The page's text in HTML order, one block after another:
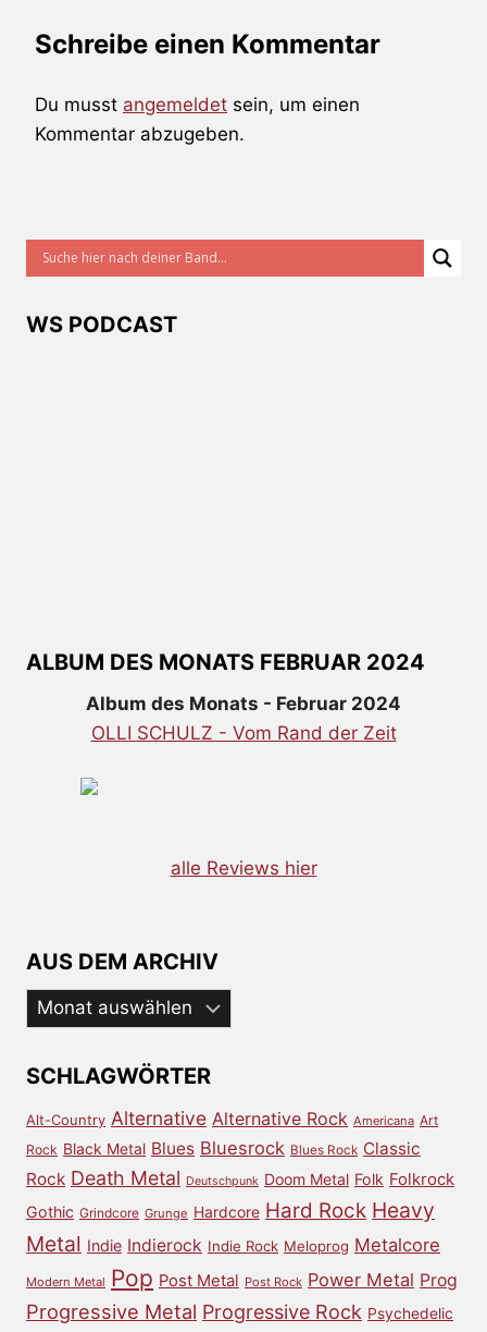
Schreibe einen Kommentar
Du musst angemeldet sein, um einen
Kommentar abzugeben.
WS PODCAST
ALBUM DES MONATS FEBRUAR 2024
Album des Monats - Februar 2024
OLLI SCHULZ - Vom Rand der Zeit
alle Reviews hier
AUS DEM ARCHIV
Aus
dem
SCHLAGWÖRTER
Alt-Country Alternative Alternative Rock Americana Art
Rock Black Metal Blues Bluesrock Blues Rock Classic
Rock Death Metal Deutschpunk Doom Metal Folk Folkrock
Gothic Grindcore Grunge Hardcore Hard Rock Heavy
Metal Indie Indierock Indie Rock Meloprog Metalcore
Modern Metal Pop Post Metal Post Rock Power Metal Prog
Progressive Metal Progressive Rock Psychedelic